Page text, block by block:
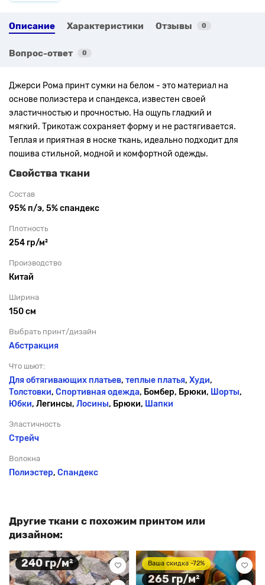
Описание Характеристики Отзывы 0
Вопрос-ответ 0
Джерси Рома принт сумки на белом - это материал на
основе полиэстера и спандекса, известен своей
эластичностью и прочностью. На ощупь гладкий и
мягкий. Трикотаж сохраняет форму и не растягивается.
Теплая и приятная в носке ткань, идеально подходит для
пошива стильной, модной и комфортной одежды.
Свойства ткани
Состав
95% п/э, 5% спандекс
Плотность
254 гр/м²
Производство
Китай
Ширина
150 см
Выбрать принт/дизайн
Абстракция
Что шьют:
Для обтягивающих платьев, теплые платья, Худи,
Толстовки, Спортивная одежда, Бомбер, Брюки, Шорты,
Юбки, Легинсы, Лосины, Брюки, Шапки
Эластичность
Стрейч
Волокна
Полиэстер, Спандекс
Другие ткани с похожим принтом или
дизайном:
240 гр/м² Ваша скидка -72%
265 гр/м²